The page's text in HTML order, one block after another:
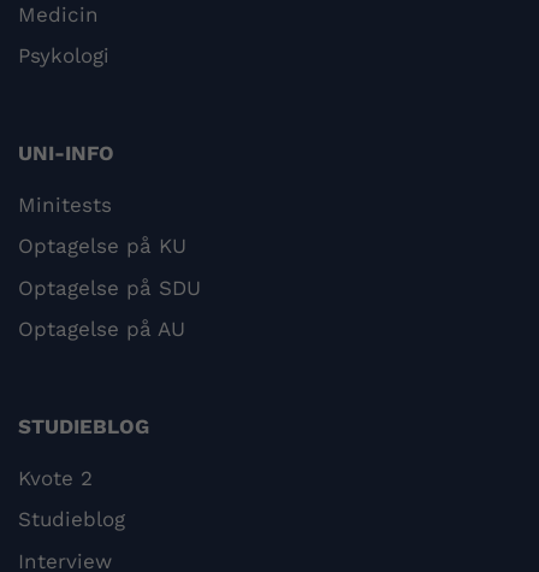
Medicin
Psykologi
UNI-INFO
Minitests
Optagelse på KU
Optagelse på SDU
Optagelse på AU
STUDIEBLOG
Kvote 2
Studieblog
Interview